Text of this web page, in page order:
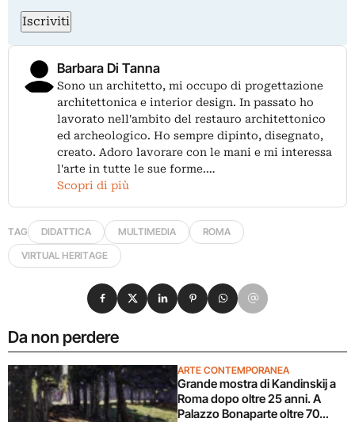
Iscriviti
Barbara Di Tanna
Sono un architetto, mi occupo di progettazione
architettonica e interior design. In passato ho
lavorato nell'ambito del restauro architettonico
ed archeologico. Ho sempre dipinto, disegnato,
creato. Adoro lavorare con le mani e mi interessa
l'arte in tutte le sue forme.…
Scopri di più
TAG DIDATTICA MULTIMEDIA
ROMA
VIRTUAL HERITAGE
Da non perdere
ARTE CONTEMPORANEA
Grande mostra di Kandinskij a
Roma dopo oltre 25 anni. A
Palazzo Bonaparte oltre 70
Condividi su Facebook
Condividi su X
Condividi su LinkedIn
Condividi su Pinterest
Condividi su WhatsApp
Condividi su Email